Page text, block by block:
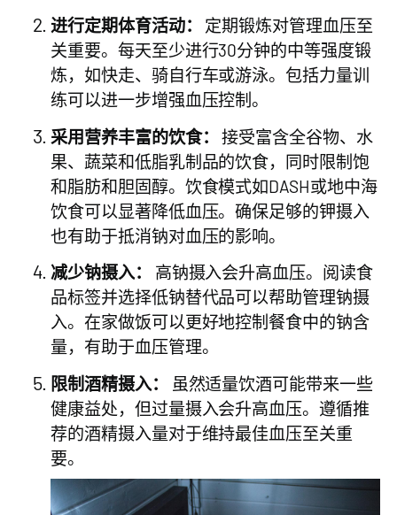
进行定期体育活动：
定期锻炼对管理血压至
关重要。每天至少进行30分钟的中等强度锻
炼，如快走、骑自行车或游泳。包括力量训
练可以进一步增强血压控制。
采用营养丰富的饮食：
接受富含全谷物、水
果、蔬菜和低脂乳制品的饮食，同时限制饱
和脂肪和胆固醇。饮食模式如DASH或地中海
饮食可以显著降低血压。确保足够的钾摄入
也有助于抵消钠对血压的影响。
减少钠摄入：
高钠摄入会升高血压。阅读食
品标签并选择低钠替代品可以帮助管理钠摄
入。在家做饭可以更好地控制餐食中的钠含
量，有助于血压管理。
限制酒精摄入：
虽然适量饮酒可能带来一些
健康益处，但过量摄入会升高血压。遵循推
荐的酒精摄入量对于维持最佳血压至关重
要。